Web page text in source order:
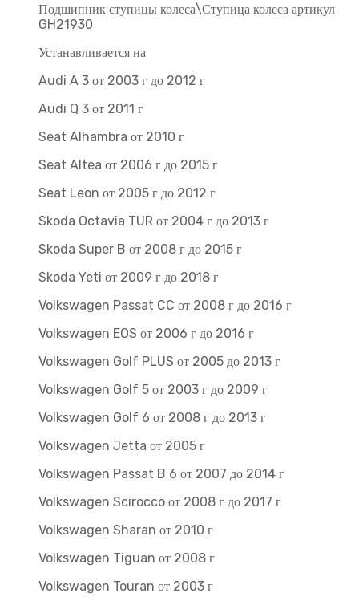
Подшипник ступицы колеса\Ступица колеса артикул
GH21930
Устанавливается на
Audi A 3 от 2003 г до 2012 г
Audi Q 3 от 2011 г
Seat Alhambra от 2010 г
Seat Altea от 2006 г до 2015 г
Seat Leon от 2005 г до 2012 г
Skoda Octavia TUR от 2004 г до 2013 г
Skoda Super B от 2008 г до 2015 г
Skoda Yeti от 2009 г до 2018 г
Volkswagen Passat CC от 2008 г до 2016 г
Volkswagen EOS от 2006 г до 2016 г
Volkswagen Golf PLUS от 2005 до 2013 г
Volkswagen Golf 5 от 2003 г до 2009 г
Volkswagen Golf 6 от 2008 г до 2013 г
Volkswagen Jetta от 2005 г
Volkswagen Passat B 6 от 2007 до 2014 г
Volkswagen Scirocco от 2008 г до 2017 г
Volkswagen Sharan от 2010 г
Volkswagen Tiguan от 2008 г
Volkswagen Touran от 2003 г